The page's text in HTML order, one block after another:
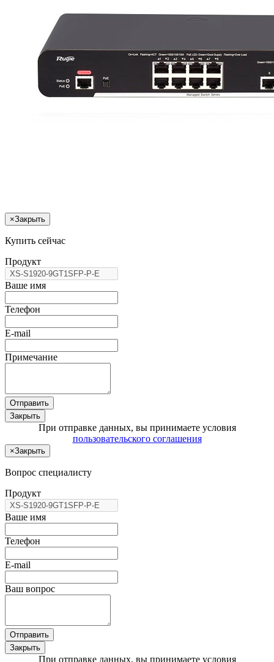
×Закрыть
Купить сейчас
Продукт
Ваше имя
Телефон
E-mail
Примечание
Отправить
Закрыть
При отправке данных, вы принимаете условия
пользовательского соглашения
×Закрыть
Вопрос специалисту
Продукт
Ваше имя
Телефон
E-mail
Ваш вопрос
Отправить
Закрыть
При отправке данных, вы принимаете условия